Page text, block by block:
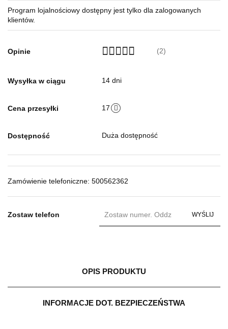
Program lojalnościowy dostępny jest tylko dla zalogowanych
klientów.
Opinie (2)
Wysyłka w ciągu 14 dni
Cena przesyłki 17
Dostępność Duża dostępność
Zamówienie telefoniczne: 500562362
Zostaw telefon WYŚLIJ
OPIS PRODUKTU
INFORMACJE DOT. BEZPIECZEŃSTWA